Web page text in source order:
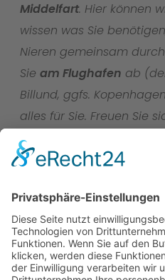
Middelfart. Hier können
wissen was Sie
Nieren gemeinsam
Sie am Flughafen ab
Billund, ggfs.
alles für Sie. Freuen Sie
erfolgreichen Termin –
Ergebnisse und
direkt am Wasser.
In diesem Sinne, lassen
überraschen!